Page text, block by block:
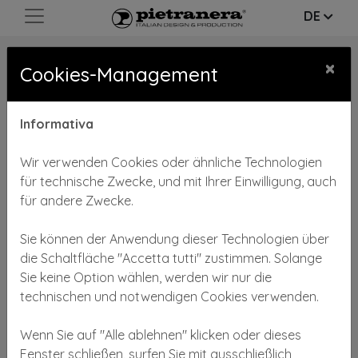
DE
Cookies-Management ×
Informativa
Wir verwenden Cookies oder ähnliche Technologien
für technische Zwecke, und mit Ihrer Einwilligung, auch
für andere Zwecke.
Sie können der Anwendung dieser Technologien über
die Schaltfläche "Accetta tutti" zustimmen. Solange
Sie keine Option wählen, werden wir nur die
technischen und notwendigen Cookies verwenden.
Wenn Sie auf "Alle ablehnen" klicken oder dieses
Fenster schließen, surfen Sie mit ausschließlich